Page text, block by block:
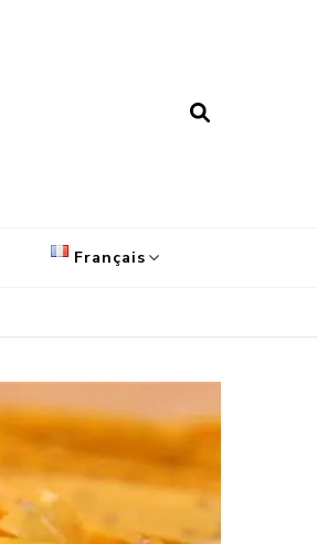
Français
Français